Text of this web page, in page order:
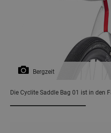
Bergzeit
Die Cyclite Saddle Bag 01 ist in den